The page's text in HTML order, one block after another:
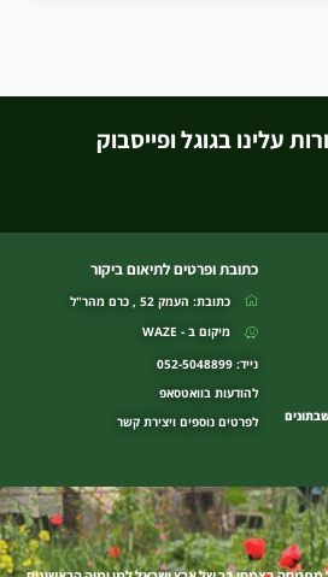
עלינו בגוגל ופייסבוק
כתובת ופרטים לתיאום ביקור
כתובת: העמק 52 , כרם מהר"ל
מיקום ב - WAZE
נייד: 052-5048899
להודעות בוואטסאפ
לפרטים נוספים ויצירת קשר